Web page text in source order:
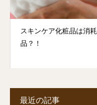
スキンケア化粧品は消耗
品？！
最近の記事